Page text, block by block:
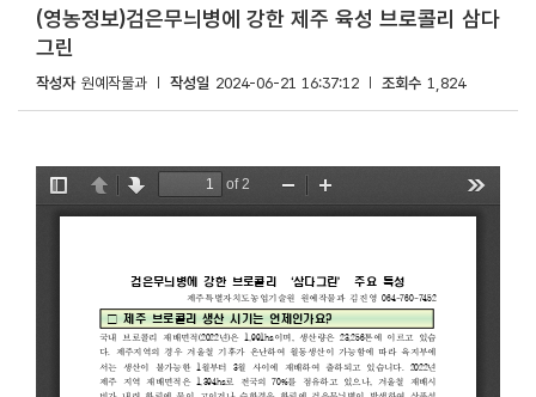
(영농정보)검은무늬병에 강한 제주 육성 브로콜리 삼다
그린
작성자 원예작물과 작성일 2024-06-21 16:37:12 조회수 1,824